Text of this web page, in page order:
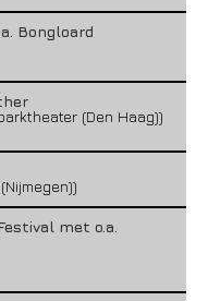
Bongloard
(Den Haag))
met o.a.